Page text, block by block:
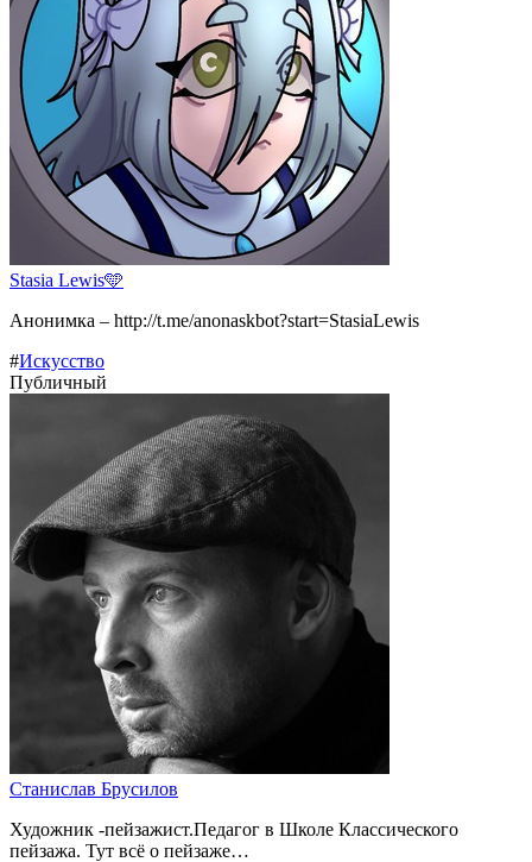
Stasia Lewis🩵
Анонимка – http://t.me/anonaskbot?start=StasiaLewis
#Искусство
Публичный
Станислав Брусилов
Художник -пейзажист.Педагог в Школе Классического
пейзажа. Тут всё о пейзаже…